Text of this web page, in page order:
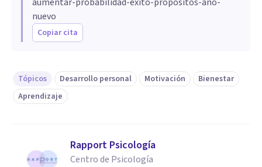
aumentar-probabilidad-exito-propositos-ano-
nuevo
Copiar cita
Tópicos Desarrollo personal Motivación
Bienestar
Aprendizaje
Rapport Psicología
Centro de Psicología